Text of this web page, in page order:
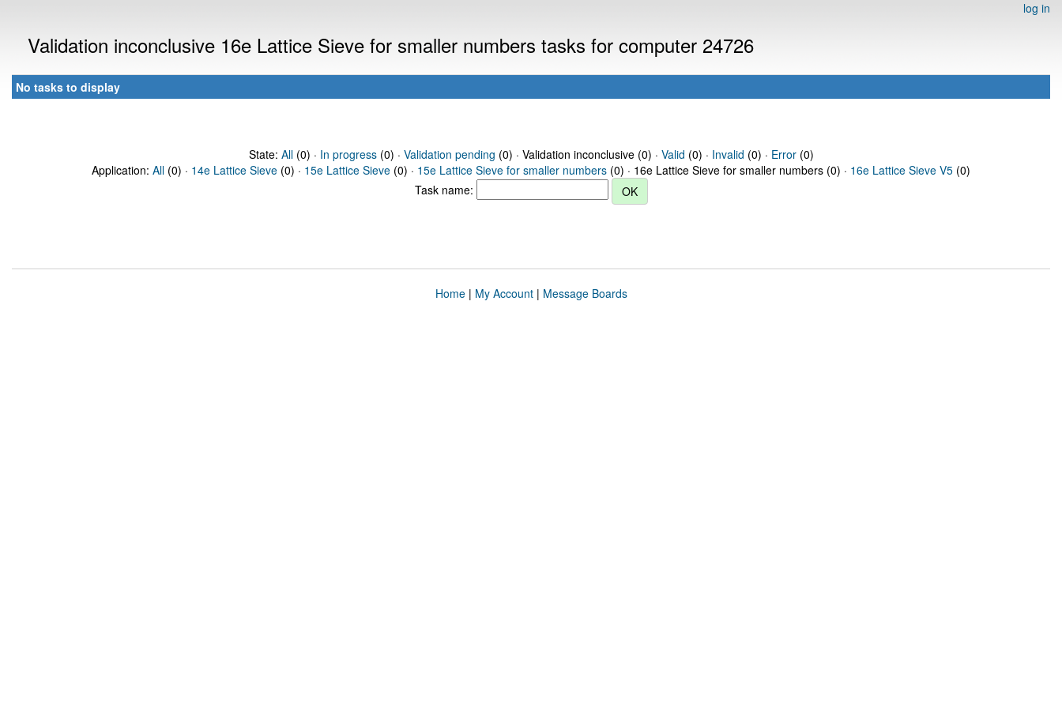
log in
Validation inconclusive 16e Lattice Sieve for smaller numbers tasks for computer 24726
No tasks to display
State: All(0) · In progress(0) · Validation pending (0) · Validation inconclusive (0) · Valid (0) · Invalid (0) · Error(0)
Application: All (0) · 14e Lattice Sieve (0) · 15e Lattice Sieve (0) · 15e Lattice Sieve for smaller numbers (0) · 16e Lattice Sieve for smaller numbers (0) · 16e Lattice Sieve V5 (0)
Task name:
Home| My Account| Message Boards